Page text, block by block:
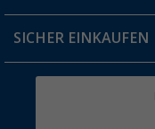
Jobs & Karriere
Rücksendung
SICHER EINKAUFEN